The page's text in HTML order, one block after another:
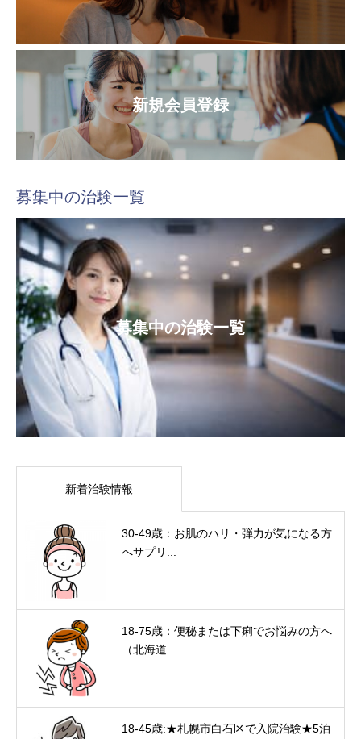
新規会員登録
募集中の治験一覧
募集中の治験一覧
新着治験情報
30-49歳：お肌のハリ・弾力が気になる方
へサプリ...
18-75歳：便秘または下痢でお悩みの方へ
（北海道...
18-45歳:★札幌市白石区で入院治験★5泊